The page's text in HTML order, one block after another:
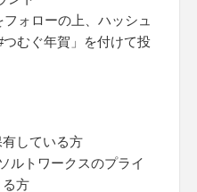
フォローの上、ハッシュ
むぐ年賀」を付けて投
している方
ルトワークスのプライ
方